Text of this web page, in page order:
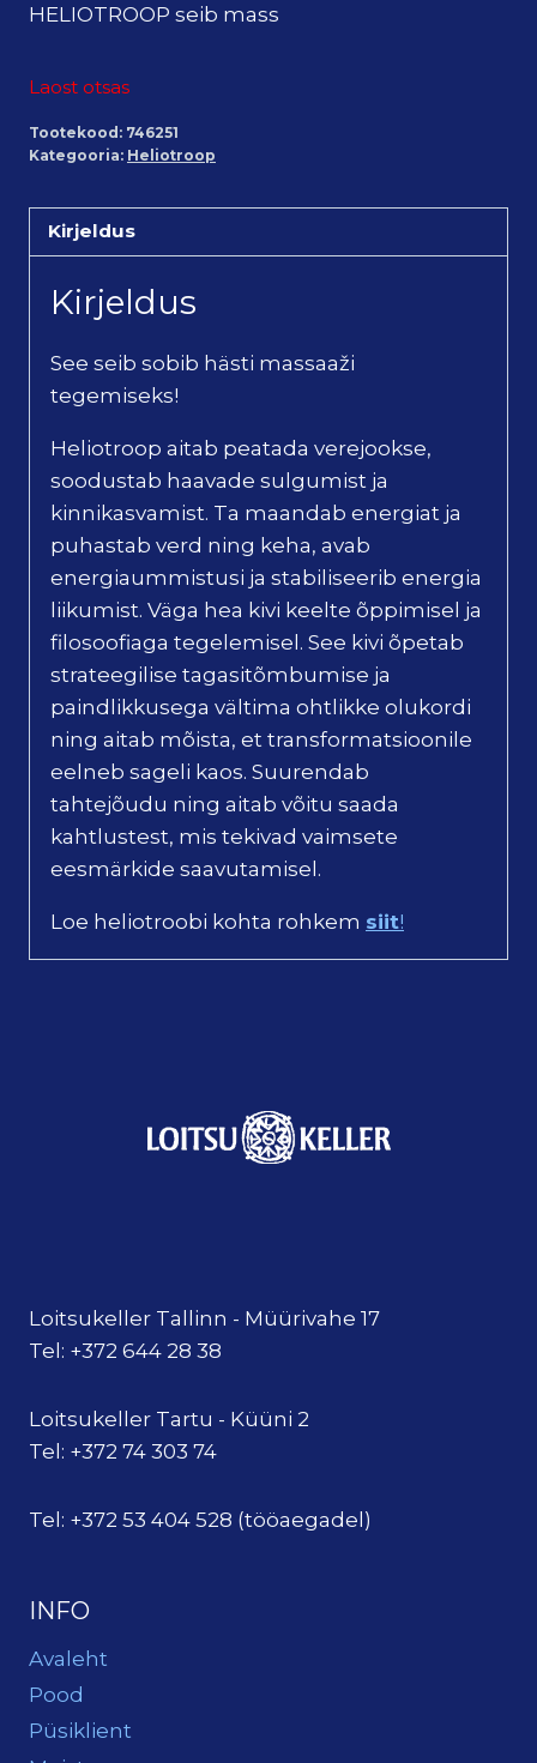
HELIOTROOP seib mass
Laost otsas
Tootekood: 746251
Kategooria: Heliotroop
Kirjeldus
Kirjeldus
See seib sobib hästi massaaži
tegemiseks!
Heliotroop aitab peatada verejookse,
soodustab haavade sulgumist ja
kinnikasvamist. Ta maandab energiat ja
puhastab verd ning keha, avab
energiaummistusi ja stabiliseerib energia
liikumist. Väga hea kivi keelte õppimisel ja
filosoofiaga tegelemisel. See kivi õpetab
strateegilise tagasitõmbumise ja
paindlikkusega vältima ohtlikke olukordi
ning aitab mõista, et transformatsioonile
eelneb sageli kaos. Suurendab
tahtejõudu ning aitab võitu saada
kahtlustest, mis tekivad vaimsete
eesmärkide saavutamisel.
Loe heliotroobi kohta rohkem siit!
Loitsukeller Tallinn - Müürivahe 17
Tel: +372 644 28 38
Loitsukeller Tartu - Küüni 2
Tel: +372 74 303 74
Tel: +372 53 404 528 (tööaegadel)
INFO
Avaleht
Pood
Püsiklient